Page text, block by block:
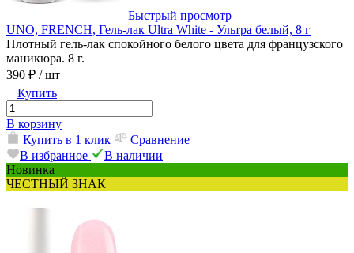
Быстрый просмотр
UNO, FRENCH, Гель-лак Ultra White - Ультра белый, 8 г
Плотный гель-лак спокойного белого цвета для французского
маникюра. 8 г.
390 ₽ / шт
Купить
В корзину
Купить в 1 клик
Сравнение
В избранное
В наличии
Новинка
ЧЕСТНЫЙ ЗНАК